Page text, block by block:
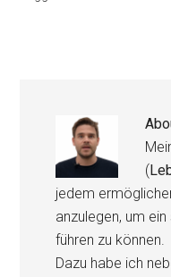
(
jedem
anzulegen, um
führen zu können.
Dazu habe ich